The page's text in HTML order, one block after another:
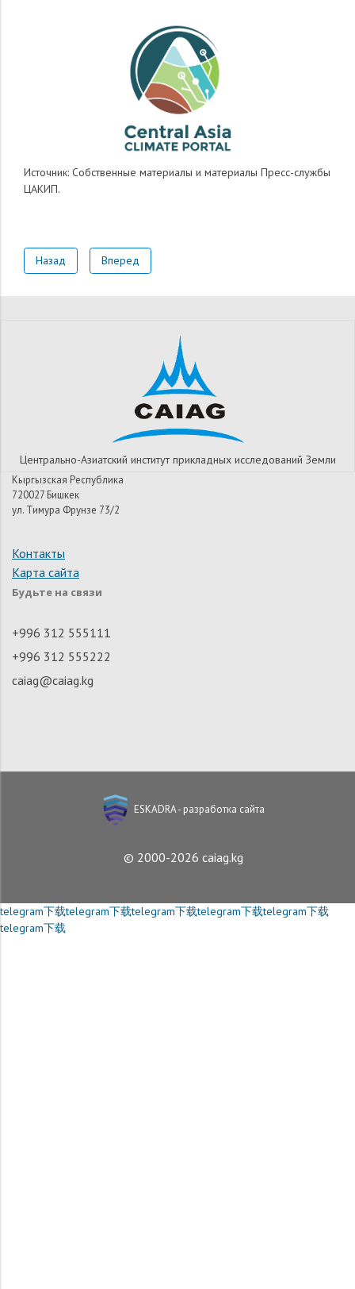
Источник: Собственные материалы и материалы Пресс-службы
ЦАКИП.
Назад Вперед
Центрально-Азиатский институт прикладных исследований Земли
Кыргызская Республика
720027 Бишкек
ул. Тимура Фрунзе 73/2
Контакты
Карта сайта
Будьте на связи
+996 312 555111
+996 312 555222
caiag@caiag.kg
ESKADRA - разработка сайта
© 2000-2026 caiag.kg
telegram下载telegram下载telegram下载telegram下载telegram下载
telegram下载